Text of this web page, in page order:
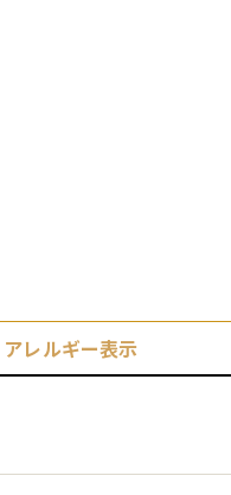
アレルギー表示